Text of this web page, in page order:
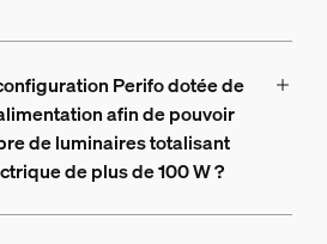
Perifo dotée de
afin de pouvoir
de luminaires totalisant
de plus de 100 W ?